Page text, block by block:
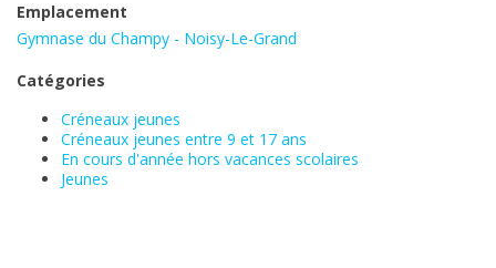
Emplacement
Gymnase du Champy - Noisy-Le-Grand
Catégories
Créneaux jeunes
Créneaux jeunes entre 9 et 17 ans
En cours d'année hors vacances scolaires
Jeunes